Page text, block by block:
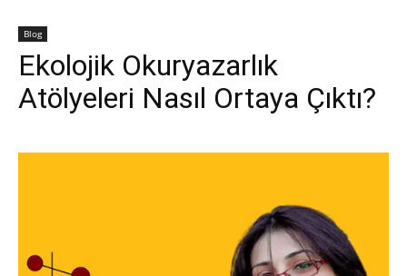
Blog
Ekolojik Okuryazarlık
Atölyeleri Nasıl Ortaya Çıktı?